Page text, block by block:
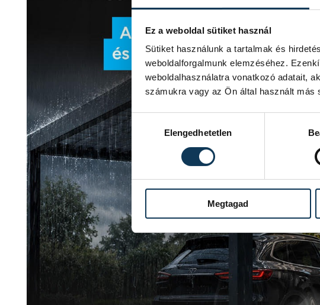
Ez a weboldal sütiket használ
Sütiket használunk a tartalmak és
weboldalforgalmunk elemzéséhez.
weboldalhasználatra vonatkozó adatait,
számukra vagy az Ön által használt más
Hozzájárulás kiválasztása
Elengedhetetlen
Megtagad